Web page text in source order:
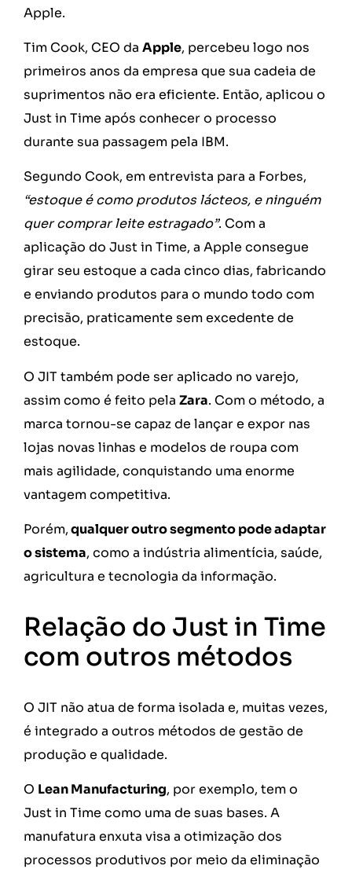
Apple.
Tim Cook, CEO da Apple, percebeu logo nos
primeiros anos da empresa que sua cadeia de
suprimentos não era eficiente. Então, aplicou o
Just in Time após conhecer o processo
durante sua passagem pela IBM.
Segundo Cook, em entrevista para a Forbes,
“estoque é como produtos lácteos, e ninguém
quer comprar leite estragado”. Com a
aplicação do Just in Time, a Apple consegue
girar seu estoque a cada cinco dias, fabricando
e enviando produtos para o mundo todo com
precisão, praticamente sem excedente de
estoque.
O JIT também pode ser aplicado no varejo,
assim como é feito pela Zara. Com o método, a
marca tornou-se capaz de lançar e expor nas
lojas novas linhas e modelos de roupa com
mais agilidade, conquistando uma enorme
vantagem competitiva.
Porém,qualquer outro segmento pode adaptar
o sistema, como a indústria alimentícia, saúde,
agricultura e tecnologia da informação.
Relação do Just in Time
com outros métodos
O JIT não atua de forma isolada e, muitas vezes,
é integrado a outros métodos de gestão de
produção e qualidade.
O Lean Manufacturing, por exemplo, tem o
Just in Time como uma de suas bases. A
manufatura enxuta visa a otimização dos
processos produtivos por meio da eliminação